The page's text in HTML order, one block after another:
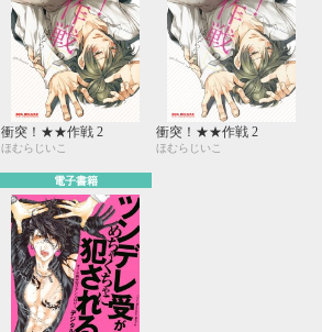
衝突！★★作戦 2
ほむらじいこ
衝突！★★作戦 2
ほむらじいこ
電子書籍